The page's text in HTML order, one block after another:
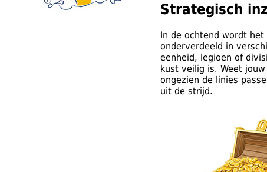
Strategisch
In de ochtend wordt
onderverdeeld in
eenheid, legioen of
kust veilig is. Weet
ongezien de linies
uit de strijd.